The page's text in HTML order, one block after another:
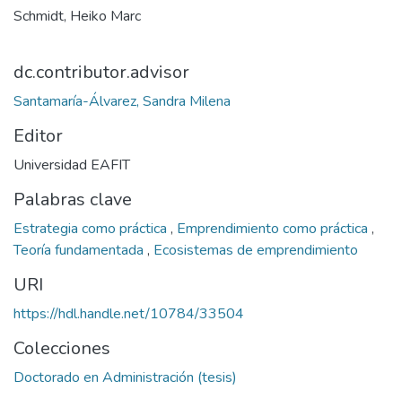
Schmidt, Heiko Marc
dc.contributor.advisor
Santamaría-Álvarez, Sandra Milena
Editor
Universidad EAFIT
Palabras clave
Estrategia como práctica , Emprendimiento como práctica ,
Teoría fundamentada , Ecosistemas de emprendimiento
URI
https://hdl.handle.net/10784/33504
Colecciones
Doctorado en Administración (tesis)